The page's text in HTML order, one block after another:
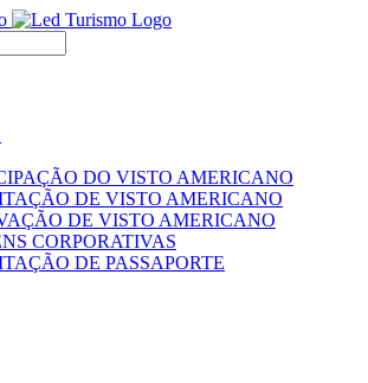
DO VISTO AMERICANO
DE VISTO AMERICANO
DE VISTO AMERICANO
CORPORATIVAS
DE PASSAPORTE